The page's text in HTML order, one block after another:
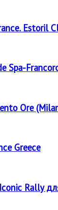
Estoril
Spa-
Ore
Greece
Rally